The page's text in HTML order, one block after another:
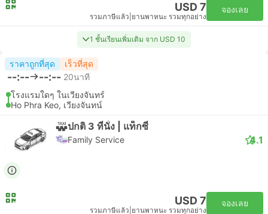
USD 7
รวมภาษีแล้ว ยานพาหนะ รวมทุกอย่าง
จองเลย
1 ชั้นเรียนเพิ่มเติม จาก USD 10
ราคาถูกที่สุด เร็วที่สุด
--:-- --:-- 20นาที
โรงแรมใดๆ ในเวียงจันทร์
Ho Phra Keo, เวียงจันทน์
ปกติ 3 ที่นั่ง | แท็กซี่
Family Service 4.1
USD 7
รวมภาษีแล้ว ยานพาหนะ รวมทุกอย่าง
จองเลย